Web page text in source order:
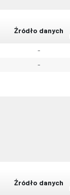
Źródło danych
-
-
Źródło danych